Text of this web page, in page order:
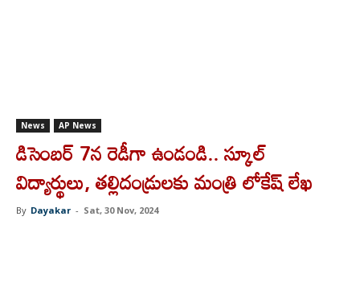
News AP News
డిసెంబర్ 7న రెడీగా ఉండండి.. స్కూల్
విద్యార్థులు, తల్లిదండ్రులకు మంత్రి లోకేష్ లేఖ
By Dayakar - Sat, 30 Nov, 2024